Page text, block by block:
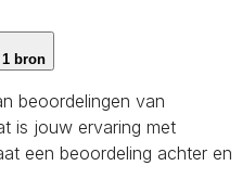
1 bron
beoordelingen van
is jouw ervaring met
een beoordeling achter en